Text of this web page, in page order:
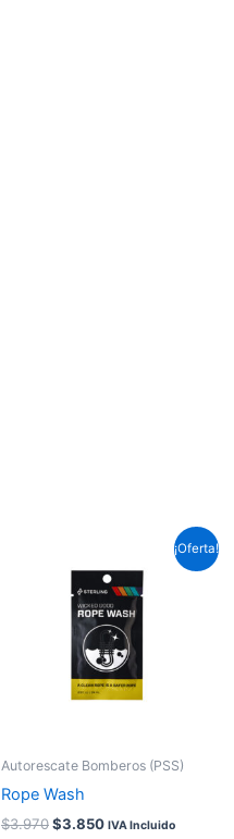
¡Oferta!
Autorescate Bomberos (PSS)
Rope Wash
$3.970
original
era:
$3.970.
$3.850
actual
es:
$3.850.
IVA Incluido